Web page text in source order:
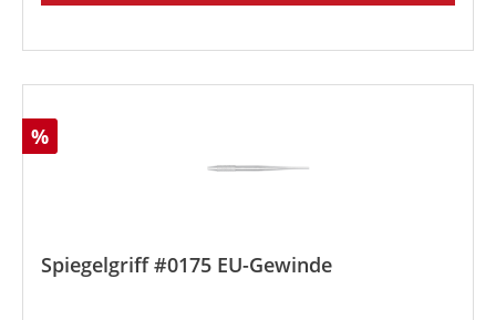
Rabatt
%
Spiegelgriff #0175 EU-Gewinde